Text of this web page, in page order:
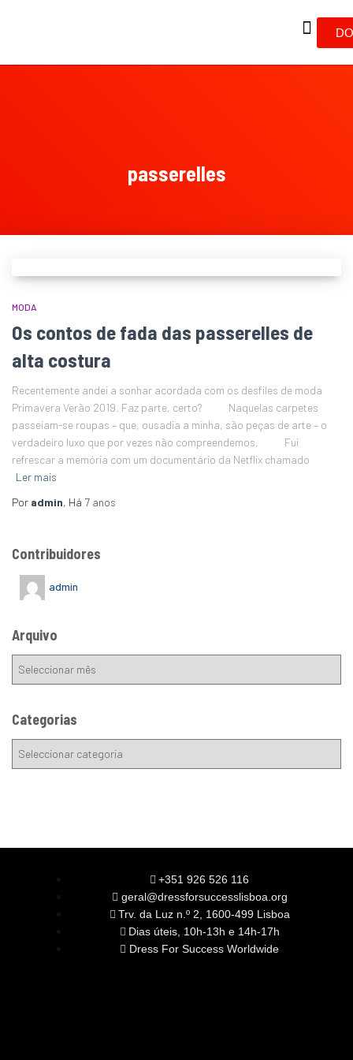
passerelles
MODA
Os contos de fada das passerelles de
alta costura
Recentemente andei a sonhar acordada com os desfiles de moda
Primavera Verão 2019. Faz parte, certo? Naquelas carpetes
passeiam-se roupas – que, ousadia a minha, são peças de arte – o
verdadeiro luxo que por vezes não compreendemos. Fui
refrescar a memória com um documentário da Netflix chamado
Ler mais
Por admin, Há 7 anos
Contribuidores
admin
Arquivo
Categorias
+351 926 526 116
geral@dressforsuccesslisboa.org
Trv. da Luz n.º 2, 1600-499 Lisboa
Dias úteis, 10h-13h e 14h-17h
Dress For Success Worldwide